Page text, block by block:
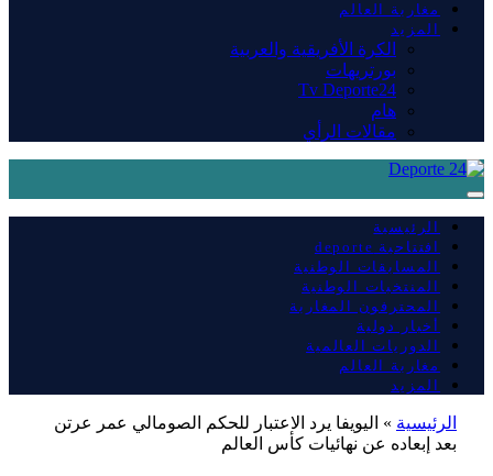
مغاربة العالم
المزيد
الكرة الأفريقية والعربية
بورتريهات
Tv Deporte24
هام
مقالات الرأي
الرئيسية
افتتاحية deporte
المسابقات الوطنية
المنتخبات الوطنية
المحترفون المغاربة
أخبار دولية
الدوريات العالمية
مغاربة العالم
المزيد
الرئيسية » اليويفا يرد الاعتبار للحكم الصومالي عمر عرتن
بعد إبعاده عن نهائيات كأس العالم